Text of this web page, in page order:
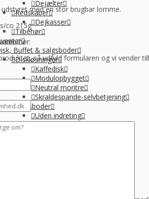
Dejælter
Redskaber
Dejkasser
Tilbehør
Buffet & salgsboder
Diskløsninger
Kaffedisk
Modulopbygget
Neutral montre
Skraldespande-selvbetjening
Salgsboder
Uden indreting
og Espresso
med en stor brugbar lomme.
co 215g
her:
så udfyld formularen og vi vender